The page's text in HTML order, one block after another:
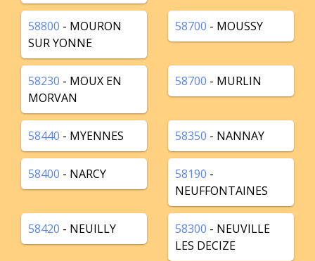
58800 - MOURON
SUR YONNE
58700 - MOUSSY
58230 - MOUX EN
MORVAN
58700 - MURLIN
58440 - MYENNES 58350 - NANNAY
58400 - NARCY 58190 -
NEUFFONTAINES
58420 - NEUILLY 58300 - NEUVILLE
LES DECIZE